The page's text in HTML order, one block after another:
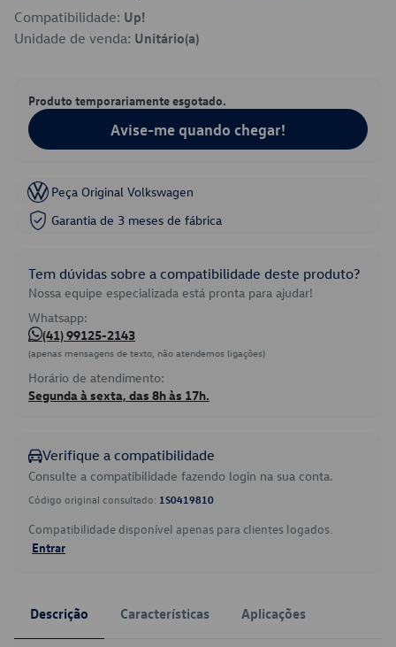
Compatibilidade: Up!
Unidade de venda: Unitário(a)
Produto temporariamente esgotado.
Avise-me quando chegar!
Peça Original Volkswagen
Garantia de 3 meses de fábrica
Tem dúvidas sobre a compatibilidade deste produto?
Nossa equipe especializada está pronta para ajudar!
Whatsapp:
(41) 99125-2143
(apenas mensagens de texto, não atendemos ligações)
Horário de atendimento:
Segunda à sexta, das 8h às 17h.
Verifique a compatibilidade
Consulte a compatibilidade fazendo login na sua conta.
Código original consultado: 1S0419810
Compatibilidade disponível apenas para clientes logados.
Entrar
Descrição Características Aplicações